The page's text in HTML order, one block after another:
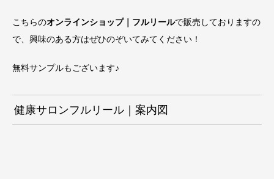
こちらのオンラインショップ｜フルリールで販売しておりますの
で、興味のある方はぜひのぞいてみてください！
無料サンプルもございます♪
健康サロンフルリール｜案内図